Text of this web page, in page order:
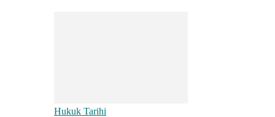
Hukuk Tarihi